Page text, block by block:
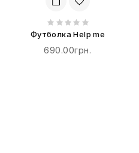
Футболка Help me
690.00грн.